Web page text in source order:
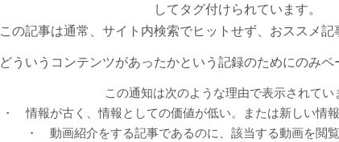
してタグ付けられています。
この記事は通常、サイト内検索でヒットせず、おススメ記
どういうコンテンツがあったかという記録のためにのみペ
この通知は次のような理由で表示されてい
・ 情報が古く、情報としての価値が低い。または新しい情
・ 動画紹介をする記事であるのに、該当する動画を閲